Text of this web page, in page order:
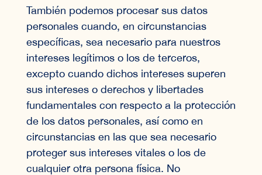
También podemos procesar sus datos
personales cuando, en circunstancias
específicas, sea necesario para nuestros
intereses legítimos o los de terceros,
excepto cuando dichos intereses superen
sus intereses o derechos y libertades
fundamentales con respecto a la protección
de los datos personales, así como en
circunstancias en las que sea necesario
proteger sus intereses vitales o los de
cualquier otra persona física. No